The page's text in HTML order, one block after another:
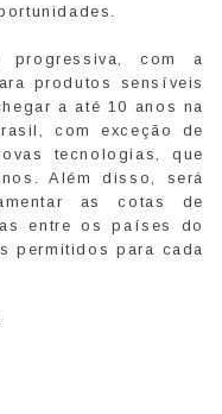
progressiva, com a
produtos sensíveis
a até 10 anos na
com exceção de
tecnologias, que
Além disso, será
as cotas de
entre os países do
permitidos para cada